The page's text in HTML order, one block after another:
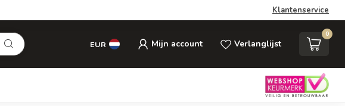
Klantenservice
EUR Mijn account Verlanglijst
0